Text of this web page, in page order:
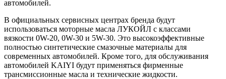
автомобилей.
В официальных сервисных центрах бренда будут
использоваться моторные масла ЛУКОЙЛ с классами
вязкости 0W-20, 0W-30 и 5W-30. Это высокоэффективные
полностью синтетические смазочные материалы для
современных автомобилей. Кроме того, для обслуживания
автомобилей KAIYI будут применяться фирменные
трансмиссионные масла и технические жидкости.